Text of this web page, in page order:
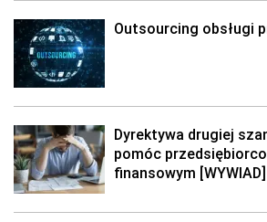
Outsourcing obsługi
Dyrektywa drugiej
pomóc
finansowym [WYWIAD]